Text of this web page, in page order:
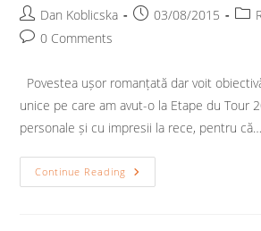
Post
author:
Dan Koblicska
Post03/08/2015
Post
Post0 Comments
Povestea ușor romanțată dar voit
unice pe care am avut-o la Etape du Tour
personale și cu impresii la rece, pentru că…
Continue Reading Tura
De